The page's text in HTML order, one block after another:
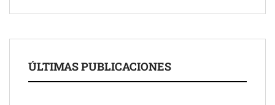
ÚLTIMAS PUBLICACIONES